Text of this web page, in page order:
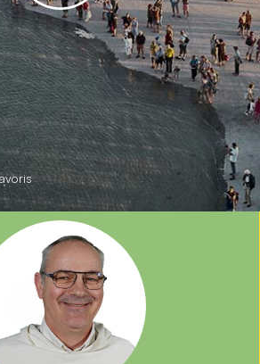
la ville
Avent dans la ville
dans la ville
ThéoDom
Théobule